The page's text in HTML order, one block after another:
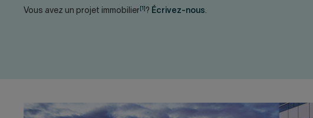
Vous avez un projet immobilier ? Écrivez-nous.